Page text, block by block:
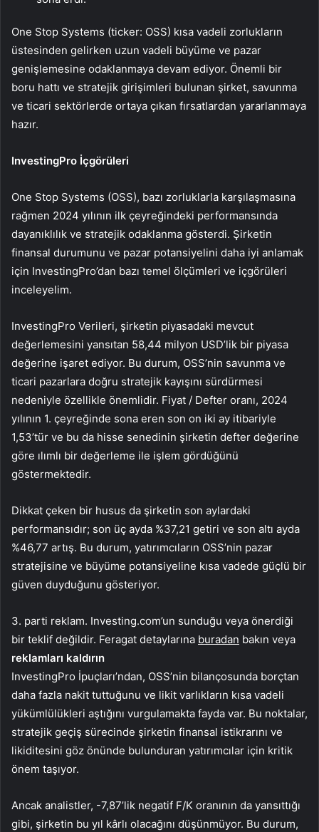
One Stop Systems (ticker: OSS) kısa vadeli zorlukların
üstesinden gelirken uzun vadeli büyüme ve pazar
genişlemesine odaklanmaya devam ediyor. Önemli bir
boru hattı ve stratejik girişimleri bulunan şirket, savunma
ve ticari sektörlerde ortaya çıkan fırsatlardan yararlanmaya
hazır.
InvestingPro İçgörüleri
One Stop Systems (OSS), bazı zorluklarla karşılaşmasına
rağmen 2024 yılının ilk çeyreğindeki performansında
dayanıklılık ve stratejik odaklanma gösterdi. Şirketin
finansal durumunu ve pazar potansiyelini daha iyi anlamak
için InvestingPro’dan bazı temel ölçümleri ve içgörüleri
inceleyelim.
InvestingPro Verileri, şirketin piyasadaki mevcut
değerlemesini yansıtan 58,44 milyon USD’lik bir piyasa
değerine işaret ediyor. Bu durum, OSS’nin savunma ve
ticari pazarlara doğru stratejik kayışını sürdürmesi
nedeniyle özellikle önemlidir. Fiyat / Defter oranı, 2024
yılının 1. çeyreğinde sona eren son on iki ay itibariyle
1,53’tür ve bu da hisse senedinin şirketin defter değerine
göre ılımlı bir değerleme ile işlem gördüğünü
göstermektedir.
Dikkat çeken bir husus da şirketin son aylardaki
performansıdır; son üç ayda %37,21 getiri ve son altı ayda
%46,77 artış. Bu durum, yatırımcıların OSS’nin pazar
stratejisine ve büyüme potansiyeline kısa vadede güçlü bir
güven duyduğunu gösteriyor.
3. parti reklam. Investing.com’un sunduğu veya önerdiği
bir teklif değildir. Feragat detaylarına buradan bakın veya
reklamları kaldırın
InvestingPro İpuçları’ndan, OSS’nin bilançosunda borçtan
daha fazla nakit tuttuğunu ve likit varlıkların kısa vadeli
yükümlülükleri aştığını vurgulamakta fayda var. Bu noktalar,
stratejik geçiş sürecinde şirketin finansal istikrarını ve
likiditesini göz önünde bulunduran yatırımcılar için kritik
önem taşıyor.
Ancak analistler, -7,87’lik negatif F/K oranının da yansıttığı
gibi, şirketin bu yıl kârlı olacağını düşünmüyor. Bu durum,